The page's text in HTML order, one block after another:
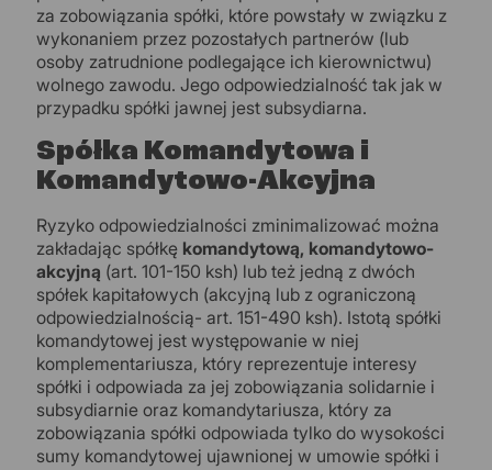
za zobowiązania spółki, które powstały w związku z
wykonaniem przez pozostałych partnerów (lub
osoby zatrudnione podlegające ich kierownictwu)
wolnego zawodu. Jego odpowiedzialność tak jak w
przypadku spółki jawnej jest subsydiarna.
Spółka Komandytowa i
Komandytowo-Akcyjna
Ryzyko odpowiedzialności zminimalizować można
zakładając spółkę komandytową, komandytowo-
akcyjną (art. 101-150 ksh) lub też jedną z dwóch
spółek kapitałowych (akcyjną lub z ograniczoną
odpowiedzialnością- art. 151-490 ksh). Istotą spółki
komandytowej jest występowanie w niej
komplementariusza, który reprezentuje interesy
spółki i odpowiada za jej zobowiązania solidarnie i
subsydiarnie oraz komandytariusza, który za
zobowiązania spółki odpowiada tylko do wysokości
sumy komandytowej ujawnionej w umowie spółki i